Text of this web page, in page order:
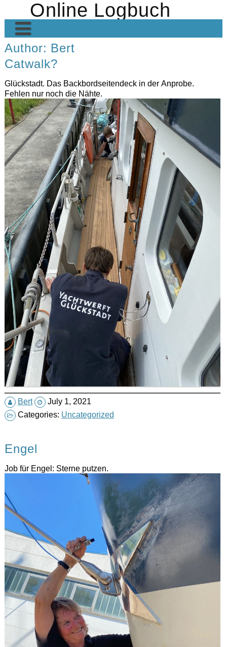
content
Online Logbuch
Home
Die Crew
Heimkehr VII
Heimkehr in den Medien
Geschichte
Author: Bert
Catwalk?
Glückstadt. Das Backbordseitendeck in der Anprobe.
Fehlen nur noch die Nähte.
Bert
July 1, 2021
Categories: Uncategorized
Engel
Job für Engel: Sterne putzen.